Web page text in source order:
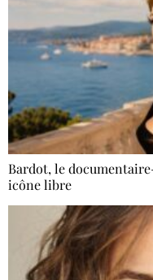
Bardot, le
icône libre